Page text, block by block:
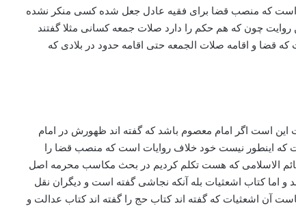
است که منصب قضا برای فقیه عادل جعل شده کسی منکر نشده
چون که هم حکم را دارد صلات جمعه کسانی مثلا گفتند
و اقامه صلات الجمعه حتی اقامه حدود در بلادی که
این است اگر امام معصوم باشد که گفته اند ظهورش در امام
که اینطور نیست خود خلاف روایات است که منصب قضا را
الاسلامی که هست تکلم کردیم در بحث مکاسب محرمه اصل
و اما کتاب اشعثیات بله آنکه نجاشی گفته است و دیگران نقل
آن اشعثیات که گفته اند کتاب حج را گفته اند کتاب عدالت و